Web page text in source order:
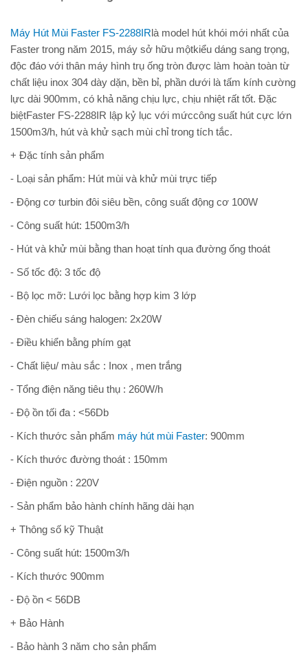
Máy Hút Mùi Faster FS-2288IRlà model hút khói mới nhất của
Faster trong năm 2015, máy sở hữu mộtkiểu dáng sang trọng,
độc đáo với thân máy hình trụ ống tròn được làm hoàn toàn từ
chất liệu inox 304 dày dặn, bền bỉ, phần dưới là tấm kính cường
lực dài 900mm, có khả năng chịu lực, chịu nhiệt rất tốt. Đặc
biệtFaster FS-2288IR lập kỷ lục với mứccông suất hút cực lớn
1500m3/h, hút và khử sạch mùi chỉ trong tích tắc.
+ Đặc tính sản phẩm
- Loại sản phẩm: Hút mùi và khử mùi trực tiếp
- Động cơ turbin đôi siêu bền, công suất động cơ 100W
- Công suất hút: 1500m3/h
- Hút và khử mùi bằng than hoạt tính qua đường ống thoát
- Số tốc độ: 3 tốc độ
- Bộ lọc mỡ: Lưới lọc bằng hợp kim 3 lớp
- Đèn chiếu sáng halogen: 2x20W
- Điều khiển bằng phím gạt
- Chất liệu/ màu sắc : Inox , men trắng
- Tổng điện năng tiêu thụ : 260W/h
- Độ ồn tối đa : <56Db
- Kích thước sản phẩm máy hút mùi Faster: 900mm
- Kích thước đường thoát : 150mm
- Điện nguồn : 220V
- Sản phẩm bảo hành chính hãng dài hạn
+ Thông số kỹ Thuật
- Công suất hút: 1500m3/h
- Kích thước 900mm
- Độ ồn < 56DB
+ Bảo Hành
- Bảo hành 3 năm cho sản phẩm